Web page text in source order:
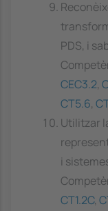
PDS, i
CEC3.2,
CT5.6,
Utilitzar
i
CT1.2C,